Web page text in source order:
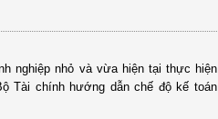
nghiệp nhỏ và vừa hiện tại thực hiện
Tài chính hướng dẫn chế độ kế toán